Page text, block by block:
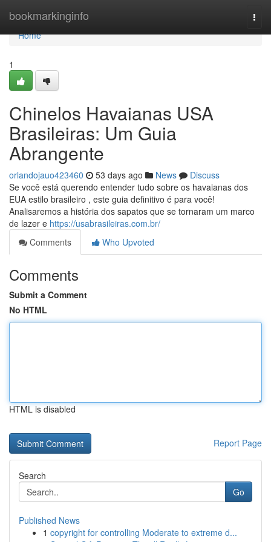
bookmarkinginfo
Home
Home
1
Chinelos Havaianas USA
Brasileiras: Um Guia
Abrangente
orlandojauo423460 53 days ago News
Discuss
Se você está querendo entender tudo sobre os havaianas dos
EUA estilo brasileiro , este guia definitivo é para você!
Analisaremos a história dos sapatos que se tornaram um marco
de lazer e https://usabrasileiras.com.br/
Comments
Who Upvoted
Comments
Submit a Comment
No HTML
HTML is disabled
Report Page
Search
Go
Published News
1 copyright for controlling Moderate to extreme d...